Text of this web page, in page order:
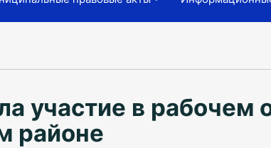
участие в рабочем
районе